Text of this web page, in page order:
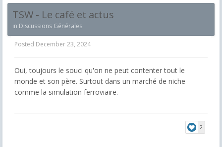
TSW - Le café et actus
in Discussions Générales
Posted December 23, 2024
Oui, toujours le souci qu'on ne peut contenter tout le
monde et son père. Surtout dans un marché de niche
comme la simulation ferroviaire.
2